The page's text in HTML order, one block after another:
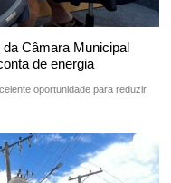
Câmara Municipal
de energia
oportunidade para reduzir